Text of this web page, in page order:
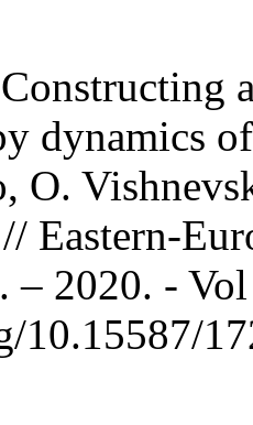
dynamics
O.
Eastern-
– 2020. -
10.15587/